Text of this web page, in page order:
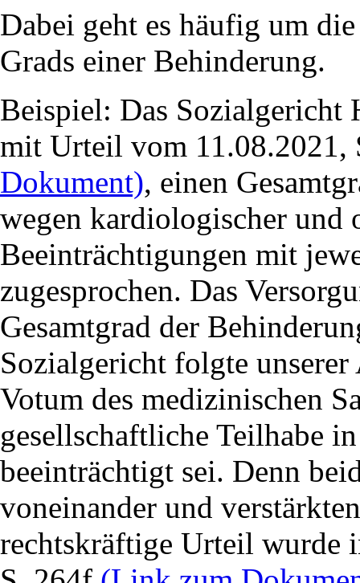
Dabei geht es häufig um
Grads einer Behinderung.
Beispiel: Das Sozialgericht
mit Urteil vom 11.08.2021,
Dokument), einen
wegen kardiologischer und
Beeinträchtigungen mit
zugesprochen. Das
Gesamtgrad der
Sozialgericht folgte
Votum des medizinischen
gesellschaftliche Teilhabe
beeinträchtigt sei. Denn
voneinander und
rechtskräftige Urteil wurde